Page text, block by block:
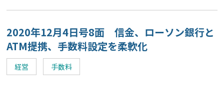
2020年12月4日号8面 信金、ローソン銀行と
ATM提携、手数料設定を柔軟化
経営 手数料